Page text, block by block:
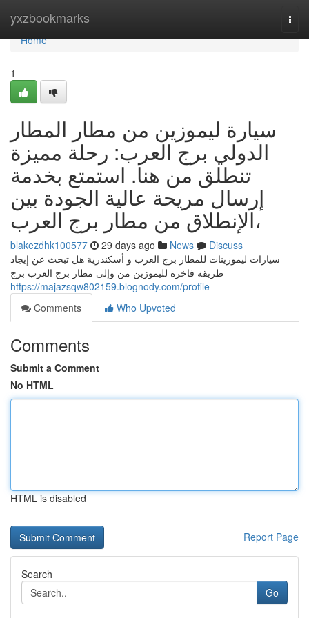
yxzbookmarks
Home
Home
1
سيارة ليموزين من مطار المطار
الدولي برج العرب: رحلة مميزة
تنطلق من هنا. استمتع بخدمة
إرسال مريحة عالية الجودة بين
الإنطلاق من مطار برج العرب،
blakezdhk100577 29 days ago News
Discuss
سيارات ليموزينات للمطار برج العرب و أسكندرية هل تبحث عن إيجاد
طريقة فاخرة لليموزين من وإلى مطار برج العرب برج
https://majazsqw802159.blognody.com/profile
Comments
Who Upvoted
Comments
Submit a Comment
No HTML
HTML is disabled
Report Page
Search
Go